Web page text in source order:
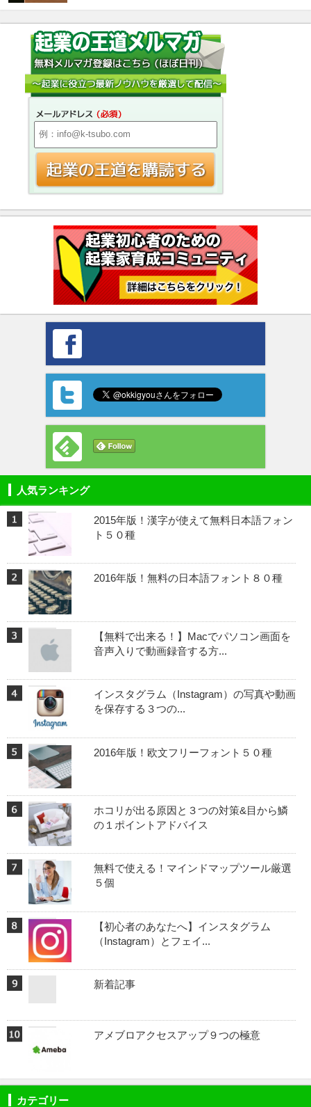
人気ランキング
2015年版！漢字が使えて無料日本語フォン
ト５０種
2016年版！無料の日本語フォント８０種
【無料で出来る！】Macでパソコン画面を
音声入りで動画録音する方...
インスタグラム（Instagram）の写真や動画
を保存する３つの...
2016年版！欧文フリーフォント５０種
ホコリが出る原因と３つの対策&目から鱗
の１ポイントアドバイス
無料で使える！マインドマップツール厳選
５個
【初心者のあなたへ】インスタグラム
（Instagram）とフェイ...
新着記事
アメブロアクセスアップ９つの極意
カテゴリー